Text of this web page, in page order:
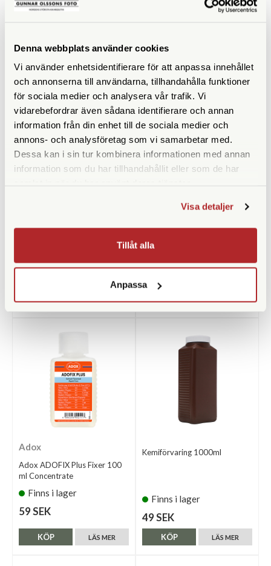
Denna webbplats använder cookies
Vi använder enhetsidentifierare för att anpassa innehållet
och annonserna till användarna, tillhandahålla funktioner
för sociala medier och analysera vår trafik. Vi
vidarebefordrar även sådana identifierare och annan
information från din enhet till de sociala medier och
annons- och analysföretag som vi samarbetar med.
Dessa kan i sin tur kombinera informationen med annan
information som du har tillhandahållit eller som de har
Visa detaljer
Tillåt alla
Anpassa
ANDRA KÖPTE ÄVEN
Finns i lager
LÄS MER
KÖP
Finns i lager
69 SEK
LÄS MER
KÖP
Adox
Adox ADOFIX Plus Fixer 100
ml Concentrate
Finns i lager
59 SEK
LÄS MER
KÖP
Kemiförvaring 1000ml
Finns i lager
49 SEK
LÄS MER
KÖP